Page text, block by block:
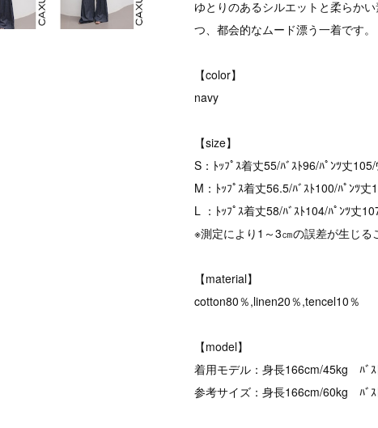
ゆとりのあるシルエットと柔らか
つ、都会的なムード漂う一着です。
【color】
navy
【size】
S：ﾄｯﾌﾟｽ着丈55/ﾊﾞｽﾄ96/ﾊﾟﾝﾂ丈
M：ﾄｯﾌﾟｽ着丈56.5/ﾊﾞｽﾄ100/ﾊﾟﾝﾂ
L ：ﾄｯﾌﾟｽ着丈58/ﾊﾞｽﾄ104/ﾊﾟﾝﾂ丈
※測定により1～3㎝の誤差が生じる
【material】
cotton80％,linen20％,tencel10％
【model】
着用モデル：身長166cm/45kg ﾊﾞ
参考サイズ：身長166cm/60kg ﾊﾞ